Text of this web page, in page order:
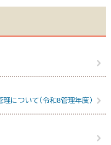
について（令和8管理年度）